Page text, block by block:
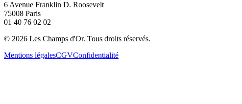
6 Avenue Franklin D. Roosevelt
75008 Paris
01 40 76 02 02
© 2026 Les Champs d'Or. Tous droits réservés.
Mentions légalesCGVConfidentialité